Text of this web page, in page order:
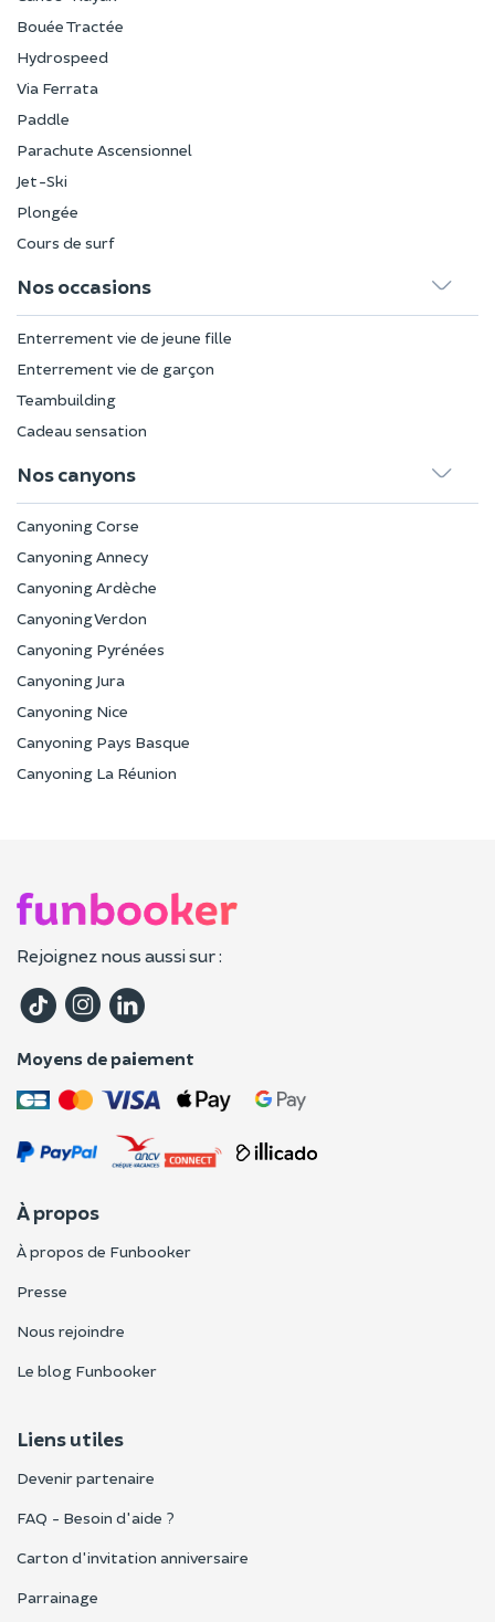
Bouée Tractée
Hydrospeed
Via Ferrata
Paddle
Parachute Ascensionnel
Jet-Ski
Plongée
Cours de surf
Nos occasions
Enterrement vie de jeune fille
Enterrement vie de garçon
Teambuilding
Cadeau sensation
Nos canyons
Canyoning Corse
Canyoning Annecy
Canyoning Ardèche
Canyoning Verdon
Canyoning Pyrénées
Canyoning Jura
Canyoning Nice
Canyoning Pays Basque
Canyoning La Réunion
Rejoignez nous aussi sur :
Moyens de paiement
À propos
À propos de Funbooker
Presse
Nous rejoindre
Le blog Funbooker
Liens utiles
Devenir partenaire
FAQ - Besoin d'aide ?
Carton d'invitation anniversaire
Parrainage